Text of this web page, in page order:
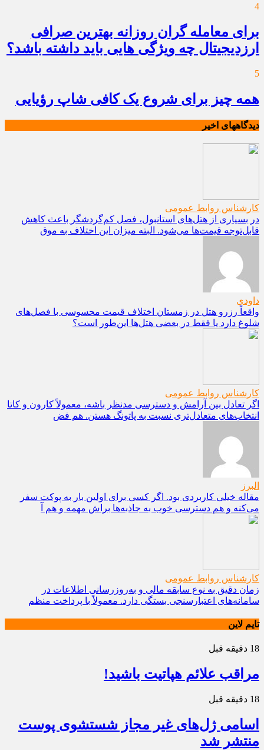
4
برای معامله گران روزانه بهترین صرافی
ارزدیجیتال چه ویژگی هایی باید داشته باشد؟
5
همه چیز برای شروع یک کافی شاپ رؤیایی
دیدگاههای اخیر
کارشناس روابط عمومی
در بسیاری از هتل‌های استانبول، فصل کم‌گردشگر باعث کاهش
قابل‌توجه قیمت‌ها می‌شود. البته میزان این اختلاف به موق
داودی
واقعاً رزرو هتل در زمستان اختلاف قیمت محسوسی با فصل‌های
شلوغ دارد یا فقط در بعضی هتل‌ها این‌طور است؟
کارشناس روابط عمومی
اگر تعادل بین آرامش و دسترسی مدنظر باشه، معمولاً کارون و کاتا
انتخاب‌های متعادل‌تری نسبت به پاتونگ هستن. هم فض
البرز
مقاله خیلی کاربردی بود. اگر کسی برای اولین بار به پوکت سفر
می‌کنه و هم دسترسی خوب به جاذبه‌ها براش مهمه و هم آ
کارشناس روابط عمومی
زمان دقیق به نوع سابقه مالی و به‌روزرسانی اطلاعات در
سامانه‌های اعتبارسنجی بستگی دارد. معمولاً با پرداخت منظم
تایم لاین
18 دقیقه قبل
مراقب علائم هپاتیت باشید!
18 دقیقه قبل
اسامی ژل‌های غیر مجاز شستشوی پوست
منتشر شد